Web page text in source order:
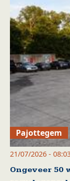
Pajottegem
21/07/2026 -
Ongeveer 50